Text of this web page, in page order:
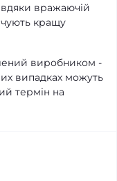
вражаючій
кращу
виробником -
випадках можуть
термін на